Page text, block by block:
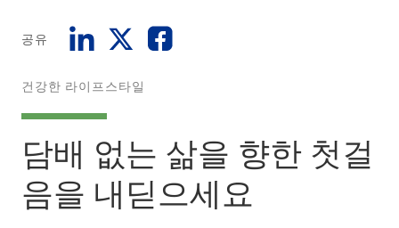
공유
건강한 라이프스타일
담배 없는 삶을 향한 첫걸
음을 내딛으세요